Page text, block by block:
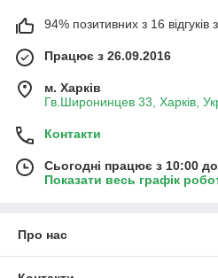
94% позитивних з 16 відгуків
Працює з 26.09.2016
м. Харків
Гв.Широнинцев 33, Харків,
Контакти
Сьогодні працює з 10:00
Показати весь графік
Про нас